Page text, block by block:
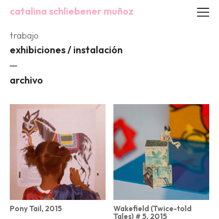
catalina schliebener muñoz
trabajo
exhibiciones / instalación
archivo
Pony Tail, 2015
Wakefield (Twice-told
Tales) # 5, 2015